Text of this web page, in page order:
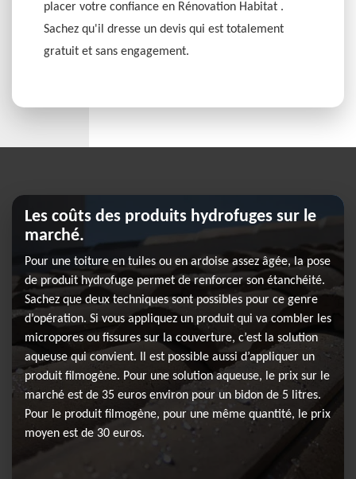
placer votre confiance en Rénovation Habitat .
Sachez qu'il dresse un devis qui est totalement
gratuit et sans engagement.
Les coûts des produits hydrofuges sur le
marché.
Pour une toiture en tuiles ou en ardoise assez âgée, la pose
de produit hydrofuge permet de renforcer son étanchéité.
Sachez que deux techniques sont possibles pour ce genre
d’opération. Si vous appliquez un produit qui va combler les
micropores ou fissures sur la couverture, c’est la solution
aqueuse qui convient. Il est possible aussi d’appliquer un
produit filmogène. Pour une solution aqueuse, le prix sur le
marché est de 35 euros environ pour un bidon de 5 litres.
Pour le produit filmogène, pour une même quantité, le prix
moyen est de 30 euros.